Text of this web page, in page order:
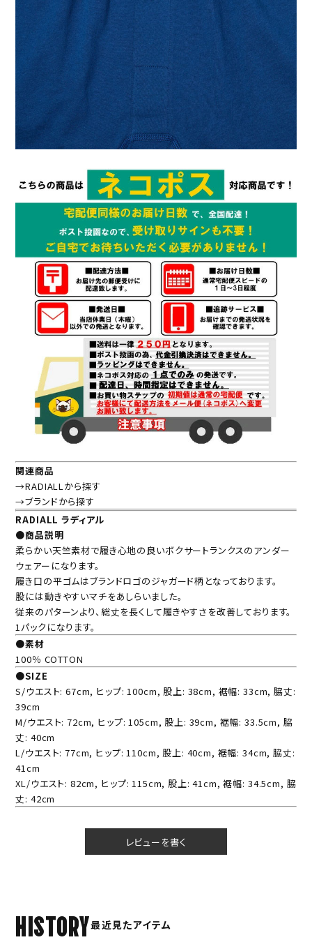
関連商品
→RADIALLから探す
→ブランドから探す
RADIALL ラディアル
●商品説明
柔らかい天竺素材で履き心地の良いボクサートランクスのアンダー
ウェアーになります。
履き口の平ゴムはブランドロゴのジャガード柄となっております。
股には動きやすいマチをあしらいました。
従来のパターンより、総丈を長くして履きやすさを改善しております。
1パックになります。
●素材
100％ COTTON
●SIZE
S/ウエスト: 67cm, ヒップ: 100cm, 股上: 38cm, 裾幅: 33cm, 脇丈:
39cm
M/ウエスト: 72cm, ヒップ: 105cm, 股上: 39cm, 裾幅: 33.5cm, 脇
丈: 40cm
L/ウエスト: 77cm, ヒップ: 110cm, 股上: 40cm, 裾幅: 34cm, 脇丈:
41cm
XL/ウエスト: 82cm, ヒップ: 115cm, 股上: 41cm, 裾幅: 34.5cm, 脇
丈: 42cm
レビューを書く
HISTORY最近見たアイテム